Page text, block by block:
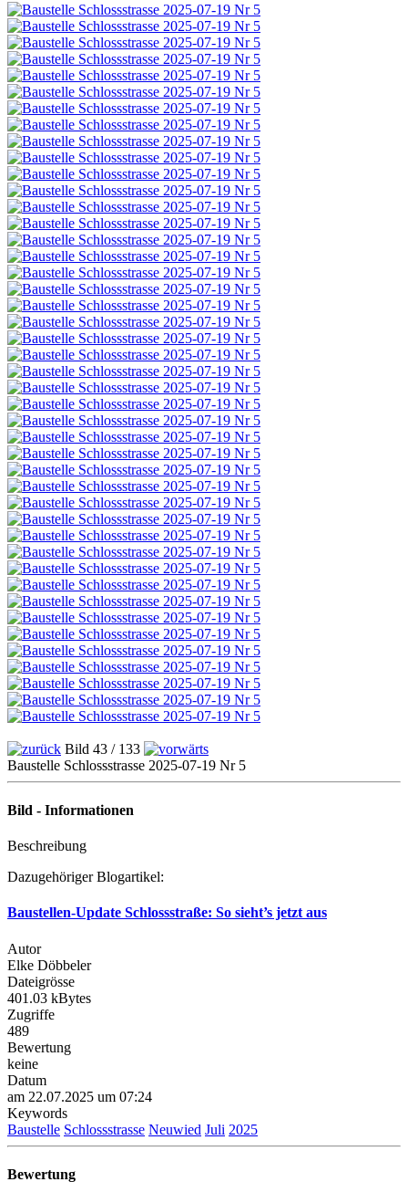
Bild 43 / 133
Baustelle Schlossstrasse 2025-07-19 Nr 5
Bild - Informationen
Beschreibung
Dazugehöriger Blogartikel:
Baustellen-Update Schlossstraße: So sieht’s jetzt aus
Autor
Elke Döbbeler
Dateigrösse
401.03 kBytes
Zugriffe
489
Bewertung
keine
Datum
am 22.07.2025 um 07:24
Keywords
Baustelle Schlossstrasse Neuwied Juli 2025
Bewertung